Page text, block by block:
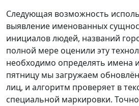
Следующая возможность
выявление именованных
инициалов людей, названий
полной мере оценили эту
необходимо определять имена
пятницу мы загружаем
лиц, и алгоритм проверяет в
специальной маркировки.